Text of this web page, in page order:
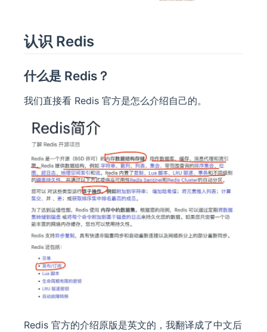
认识 Redis
什么是 Redis？
我们直接看 Redis 官方是怎么介绍自己的。
Redis 官方的介绍原版是英文的，我翻译成了中文后